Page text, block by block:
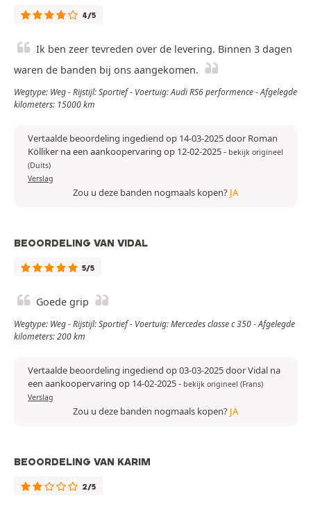
4/5
Ik ben zeer tevreden over de levering. Binnen 3 dagen
waren de banden bij ons aangekomen.
Wegtype: Weg - Rijstijl: Sportief - Voertuig: Audi RS6 performence - Afgelegde
kilometers: 15000 km
Vertaalde beoordeling ingediend op 14-03-2025 door Roman
Kölliker na een aankoopervaring op 12-02-2025- bekijk origineel
(Duits)
Verslag
Zou u deze banden nogmaals kopen? JA
BEOORDELING VAN VIDAL
5/5
Goede grip
Wegtype: Weg - Rijstijl: Sportief - Voertuig: Mercedes classe c 350 - Afgelegde
kilometers: 200 km
Vertaalde beoordeling ingediend op 03-03-2025 door Vidal na
een aankoopervaring op 14-02-2025- bekijk origineel (Frans)
Verslag
Zou u deze banden nogmaals kopen? JA
BEOORDELING VAN KARIM
2/5